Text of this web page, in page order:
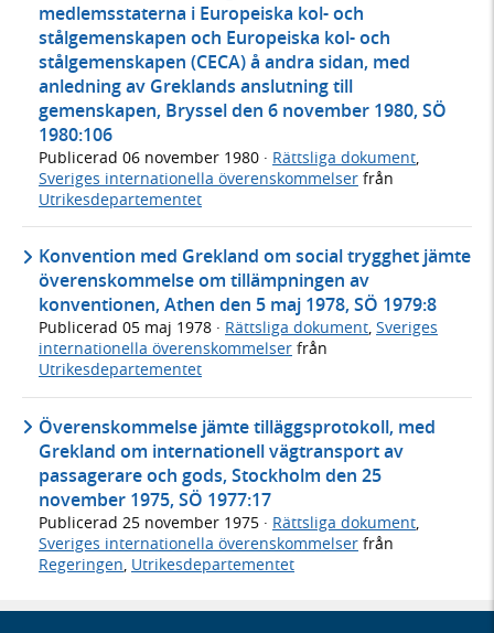
medlemsstaterna i Europeiska kol- och
stålgemenskapen och Europeiska kol- och
stålgemenskapen (CECA) å andra sidan, med
anledning av Greklands anslutning till
gemenskapen, Bryssel den 6 november 1980, SÖ
1980:106
Publicerad 06 november 1980 · Rättsliga dokument
Sveriges internationella överenskommelser från
Utrikesdepartementet
Konvention med Grekland om social trygghet jämte
överenskommelse om tillämpningen av
konventionen, Athen den 5 maj 1978, SÖ 1979:8
Publicerad 05 maj 1978 · Rättsliga dokument, Sveriges
internationella överenskommelser från
Utrikesdepartementet
Överenskommelse jämte tilläggsprotokoll, med
Grekland om internationell vägtransport av
passagerare och gods, Stockholm den 25
november 1975, SÖ 1977:17
Publicerad 25 november 1975 · Rättsliga dokument,
Sveriges internationella överenskommelser från
Regeringen, Utrikesdepartementet